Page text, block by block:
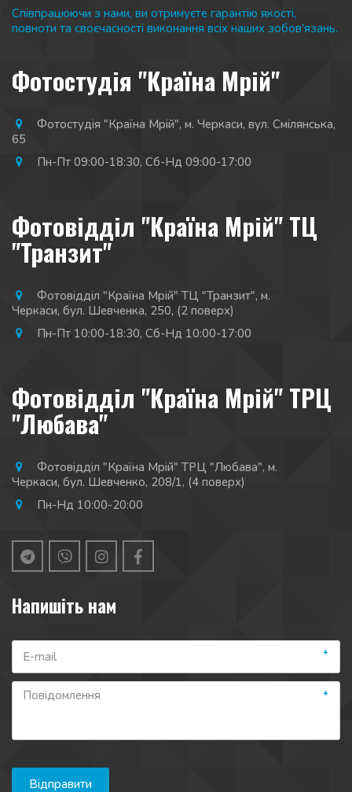
Співпрацюючи з нами, ви отримуєте гарантію якості,
повноти та своєчасності виконання всіх наших зобов'язань.
Фотостудія "Країна Мрій"
Фотостудія "Країна Мрій", м. Черкаси, вул. Смілянська,
65
Пн-Пт 09:00-18:30, Сб-Нд 09:00-17:00
Фотовідділ "Країна Мрій" ТЦ
"Транзит"
Фотовідділ "Країна Мрій" ТЦ "Транзит", м.
Черкаси, бул. Шевченка, 250, (2 поверх)
Пн-Пт 10:00-18:30, Сб-Нд 10:00-17:00
Фотовідділ "Країна Мрій" ТРЦ
"Любава"
Фотовідділ "Країна Мрій" ТРЦ "Любава", м.
Черкаси, бул. Шевченко, 208/1, (4 поверх)
Пн-Нд 10:00-20:00
Напишіть нам
*
*
Відправити